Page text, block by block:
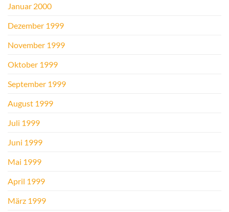
Januar 2000
Dezember 1999
November 1999
Oktober 1999
September 1999
August 1999
Juli 1999
Juni 1999
Mai 1999
April 1999
März 1999